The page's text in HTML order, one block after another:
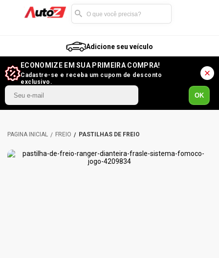
Adicione seu veículo
ECONOMIZE EM SUA PRIMEIRA COMPRA!
Cadastre-se e receba um cupom de desconto
exclusivo.
OK
FREIO PASTILHAS DE FREIO